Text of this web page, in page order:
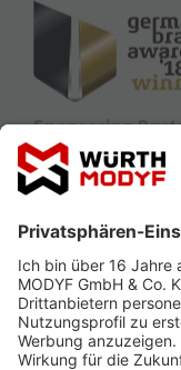
Sponsoring
Ausbildung